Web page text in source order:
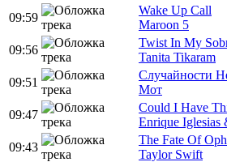
09:59
Wake Up Call
Maroon 5
09:56
Twist In My
Tanita Tikaram
09:51
Случайности
Мот
09:47
Could I Have
Enrique Iglesias
09:43
The Fate Of
Taylor Swift